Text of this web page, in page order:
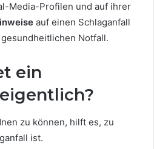
Media-Profilen und auf ihrer
auf einen Schlaganfall
Notfall.
ein
zu können, hilft es, zu
ist.